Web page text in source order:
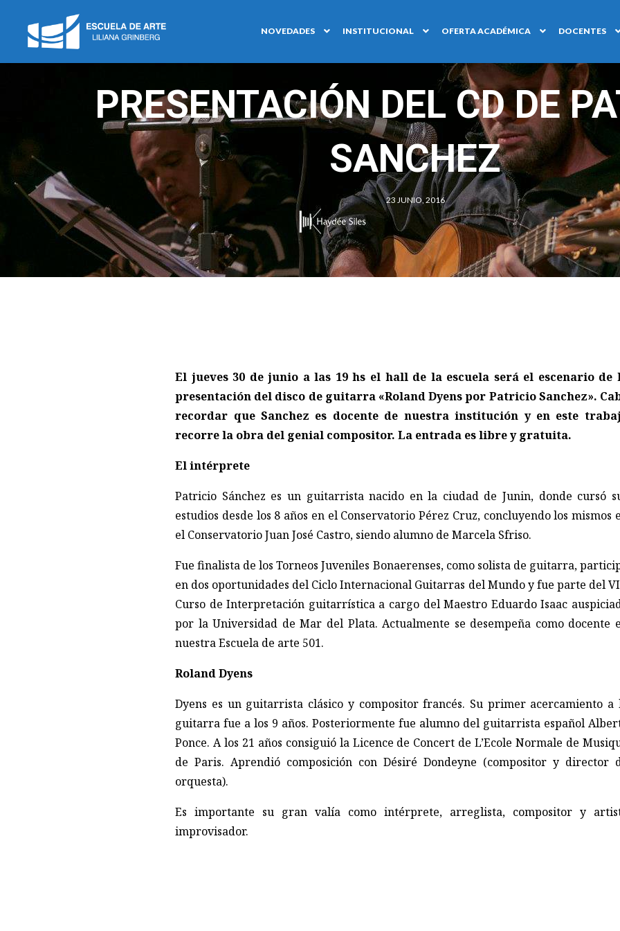
NOVEDADES INSTITUCIONAL OFERTA ACADÉMICA DOCENTES
PRESENTACIÓN DEL CD DE
SANCHEZ
23 JUNIO, 2016
El jueves 30 de junio a las 19 hs el hall de la escuela será el escenario de
presentación del disco de guitarra «Roland Dyens por Patricio Sanchez».
recordar que Sanchez es docente de nuestra institución y en este
recorre la obra del genial compositor. La entrada es libre y gratuita.
El intérprete
Patricio Sánchez es un guitarrista nacido en la ciudad de Junin, donde cursó
estudios desde los 8 años en el Conservatorio Pérez Cruz, concluyendo los mismos
el Conservatorio Juan José Castro, siendo alumno de Marcela Sfriso.
Fue finalista de los Torneos Juveniles Bonaerenses, como solista de guitarra,
en dos oportunidades del Ciclo Internacional Guitarras del Mundo y fue parte del
Curso de Interpretación guitarrística a cargo del Maestro Eduardo Isaac
por la Universidad de Mar del Plata. Actualmente se desempeña como docente
nuestra Escuela de arte 501.
Roland Dyens
Dyens es un guitarrista clásico y compositor francés. Su primer acercamiento a
guitarra fue a los 9 años. Posteriormente fue alumno del guitarrista español
Ponce. A los 21 años consiguió la Licence de Concert de L’Ecole Normale de
de Paris. Aprendió composición con Désiré Dondeyne (compositor y director
orquesta).
Es importante su gran valía como intérprete, arreglista, compositor y
improvisador.